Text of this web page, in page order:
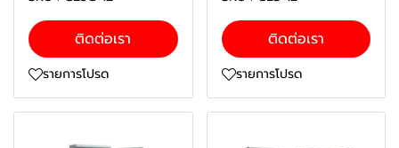
ติดต่อเรา
รายการโปรด
ติดต่อเรา
รายการโปรด